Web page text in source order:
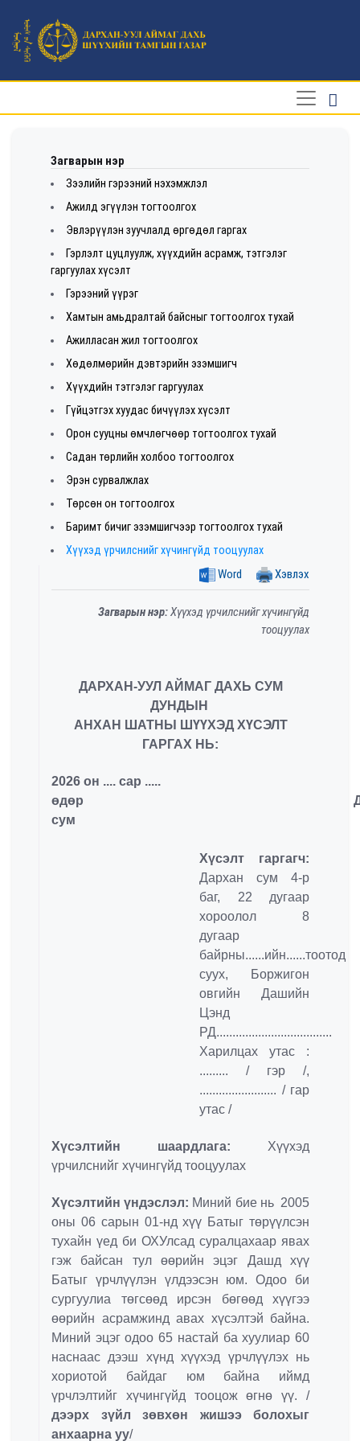
Загварын нэр
Зээлийн гэрээний нэхэмжлэл
Ажилд эгүүлэн тогтоолгох
Эвлэрүүлэн зуучлалд өргөдөл гаргах
Гэрлэлт цуцлуулж, хүүхдийн асрамж, тэтгэлэг
гаргуулах хүсэлт
Гэрээний үүрэг
Хамтын амьдралтай байсныг тогтоолгох тухай
Ажилласан жил тогтоолгох
Хөдөлмөрийн дэвтэрийн эзэмшигч
Хүүхдийн тэтгэлэг гаргуулах
Гүйцэтгэх хуудас бичүүлэх хүсэлт
Орон сууцны өмчлөгчөөр тогтоолгох тухай
Садан төрлийн холбоо тогтоолгох
Эрэн сурвалжлах
Төрсөн он тогтоолгох
Баримт бичиг эзэмшигчээр тогтоолгох тухай
Хүүхэд үрчилснийг хүчингүйд тооцуулах
Word Хэвлэх
Загварын нэр:Хүүхэд үрчилснийг хүчингүйд
тооцуулах
ДАРХАН-УУЛ АЙМАГ ДАХЬ СУМ
ДУНДЫН
АНХАН ШАТНЫ ШҮҮХЭД ХҮСЭЛТ
ГАРГАХ НЬ:
2026 он .... сар .....
өдөр
сум
Хүсэлт гаргагч:
Дархан сум 4-р
баг, 22 дугаар
хороолол 8
дугаар
байрны......ийн......тоотод
суух, Боржигон
овгийн Дашийн
Цэнд
РД....................................
Харилцах утас :
......... / гэр /,
........................ / гар
утас /
Хүсэлтийн шаардлага: Хүүхэд
үрчилснийг хүчингүйд тооцуулах
Хүсэлтийн үндэслэл: Миний бие нь 2005
оны 06 сарын 01-нд хүү Батыг төрүүлсэн
тухайн үед би ОХУлсад суралцахаар явах
гэж байсан тул өөрийн эцэг Дашд хүү
Батыг үрчлүүлэн үлдээсэн юм. Одоо би
сургуулиа төгсөөд ирсэн бөгөөд хүүгээ
өөрийн асрамжинд авах хүсэлтэй байна.
Миний эцэг одоо 65 настай ба хуулиар 60
наснаас дээш хүнд хүүхэд үрчлүүлэх нь
хориотой байдаг юм байна иймд
үрчлэлтийг хүчингүйд тооцож өгнө үү. /
дээрх зүйл зөвхөн жишээ болохыг
анхаарна уу/